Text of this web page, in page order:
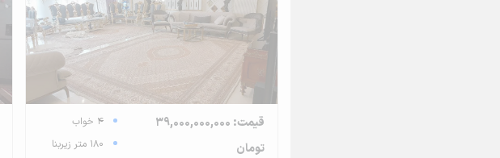
قیمت: 39,000,000,000
تومان
4 خواب
180 متر زیربنا